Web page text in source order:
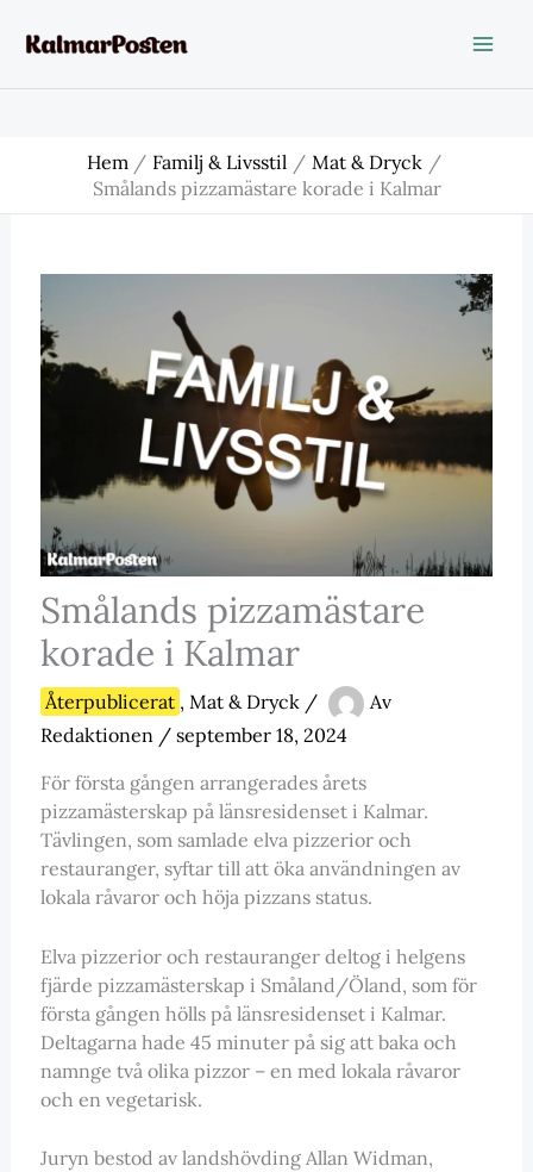
Hem Familj & Livsstil
Mat & Dryck
Smålands pizzamästare korade i Kalmar
Smålands pizzamästare
korade i Kalmar
Återpublicerat , Mat & Dryck/
Av
Redaktionen / september 18, 2024
För första gången arrangerades årets
pizzamästerskap på länsresidenset i Kalmar.
Tävlingen, som samlade elva pizzerior och
restauranger, syftar till att öka användningen av
lokala råvaror och höja pizzans status.
Elva pizzerior och restauranger deltog i helgens
fjärde pizzamästerskap i Småland/Öland, som för
första gången hölls på länsresidenset i Kalmar.
Deltagarna hade 45 minuter på sig att baka och
namnge två olika pizzor – en med lokala råvaror
och en vegetarisk.
Juryn bestod av landshövding Allan Widman,